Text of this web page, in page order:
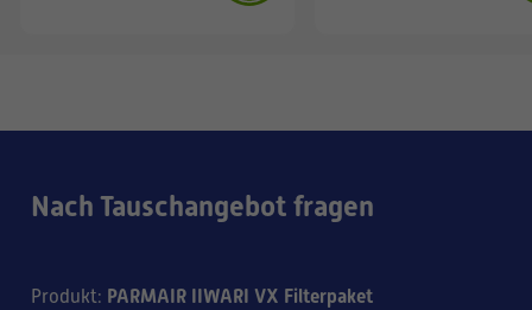
Nach Tauschangebot fragen
Produkt: PARMAIR IIWARI VX Filterpaket